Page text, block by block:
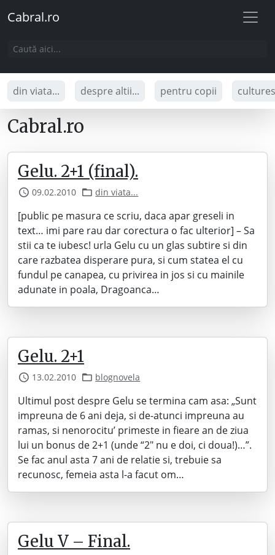
Cabral.ro
din viata... despre altii... pentru copii
Cabral.ro
Gelu. 2+1 (final).
09.02.2010 din viata...
[public pe masura ce scriu, daca apar greseli in
text… imi pare rau dar corectura o fac ulterior] – Sa
stii ca te iubesc! urla Gelu cu un glas subtire si din
care razbatea disperare pura, si cum statea el cu
fundul pe canapea, cu privirea in jos si cu mainile
adunate in poala, Dragoanca…
Gelu. 2+1
13.02.2010 blognovela
Ultimul post despre Gelu se termina cam asa: „Sunt
impreuna de 6 ani deja, si de-atunci impreuna au
ramas, si nenorocitu’ primeste in fieare an de ziua
lui un bonus de 2+1 (unde “2″ nu e doi, ci doua!)…”.
Se fac anul asta 7 ani de relatie si, trebuie sa
recunosc, femeia asta l-a facut om…
Gelu V – Final.